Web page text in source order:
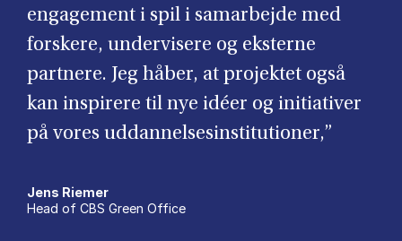
engagement i spil i samarbejde med
forskere, undervisere og eksterne
partnere. Jeg håber, at projektet også
kan inspirere til nye idéer og initiativer
på vores uddannelsesinstitutioner,”
Jens Riemer
Head of CBS Green Office